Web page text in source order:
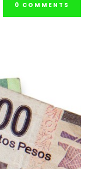
0 COMMENTS